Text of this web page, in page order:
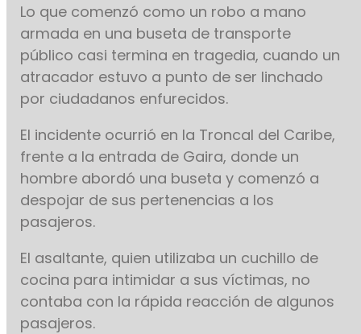
Lo que comenzó como un robo a mano
armada en una buseta de transporte
público casi termina en tragedia, cuando un
atracador estuvo a punto de ser linchado
por ciudadanos enfurecidos.
El incidente ocurrió en la Troncal del Caribe,
frente a la entrada de Gaira, donde un
hombre abordó una buseta y comenzó a
despojar de sus pertenencias a los
pasajeros.
El asaltante, quien utilizaba un cuchillo de
cocina para intimidar a sus víctimas, no
contaba con la rápida reacción de algunos
pasajeros.